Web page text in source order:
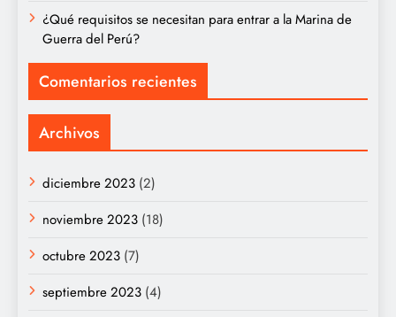
¿Qué requisitos se necesitan para entrar a la Marina de
Guerra del Perú?
Comentarios recientes
Archivos
diciembre 2023 (2)
noviembre 2023 (18)
octubre 2023 (7)
septiembre 2023 (4)